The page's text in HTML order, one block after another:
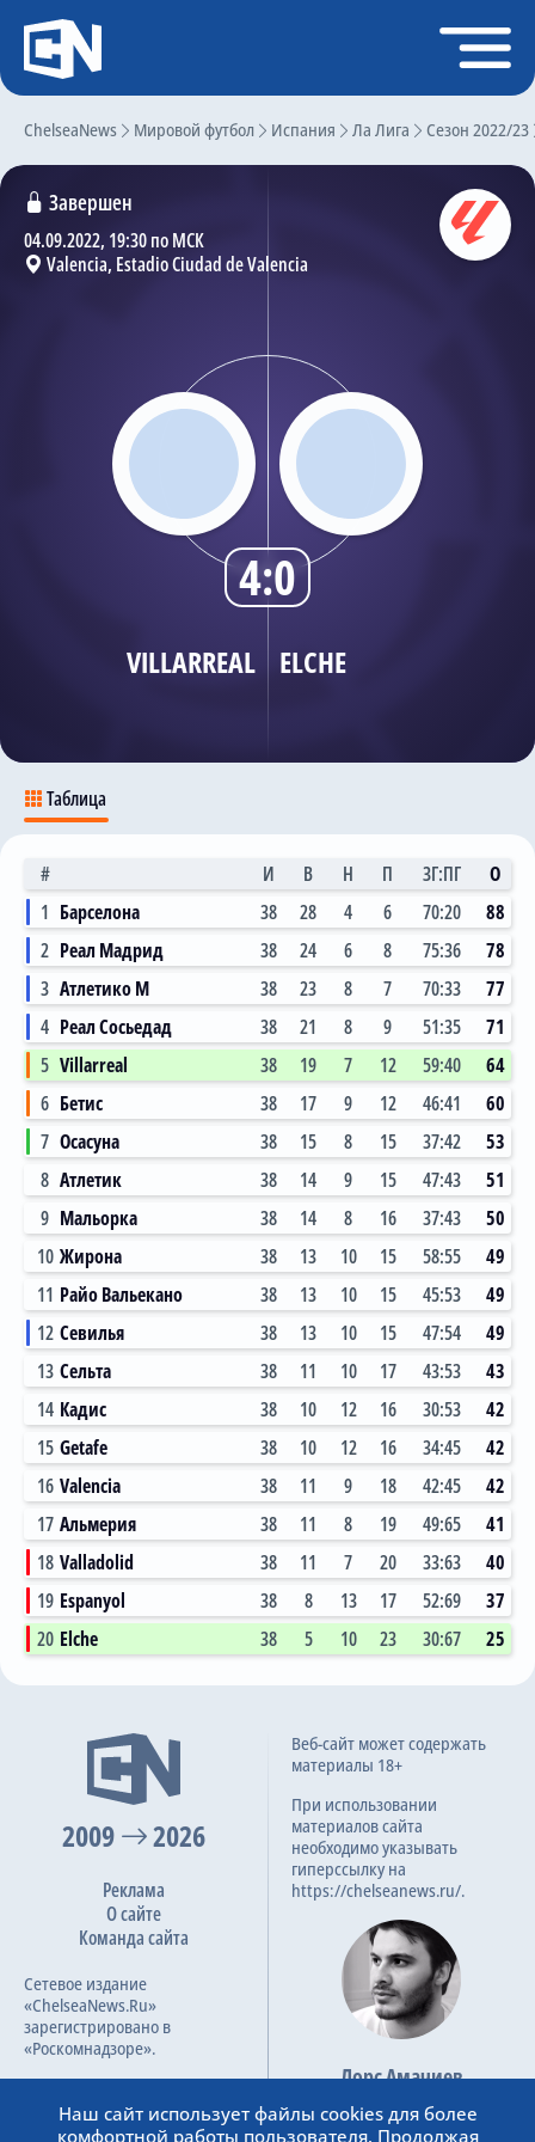
ChelseaNews Мировой футбол Испания Ла Лига Сезон 2022/23
VILLARREAL ELCHE
Завершен
04.09.2022, 19:30 по МСК
Valencia, Estadio Ciudad de Valencia
4:0
Таблица
# И В Н П ЗГ:ПГ
О
1 Барселона 38 28 4 6 70:20
88
2 Реал Мадрид 38 24 6 8 75:36
78
3 Атлетико М 38 23 8 7 70:33
77
4 Реал Сосьедад 38 21 8 9 51:35
71
5 Villarreal 38 19 7 12 59:40
64
6 Бетис 38 17 9 12 46:41
60
7 Осасуна 38 15 8 15 37:42
53
8 Атлетик 38 14 9 15 47:43
51
9 Мальорка 38 14 8 16 37:43
50
10 Жирона 38 13 10 15 58:55
49
11 Райо Вальекано 38 13 10 15 45:53
49
12 Севилья 38 13 10 15 47:54
49
13 Сельта 38 11 10 17 43:53
43
14 Кадис 38 10 12 16 30:53
42
15 Getafe 38 10 12 16 34:45
42
16 Valencia 38 11 9 18 42:45
42
17 Альмерия 38 11 8 19 49:65
41
18 Valladolid 38 11 7 20 33:63
40
19 Espanyol 38 8 13 17 52:69
37
20 Elche 38 5 10 23 30:67 25
2009 2026
Реклама
О сайте
Команда сайта
Сетевое издание
«ChelseaNews.Ru»
зарегистрировано в
«Роскомнадзоре».
ФС 77 – 87138.
Веб-сайт может содержать
материалы 18+
При использовании
материалов сайта
необходимо указывать
гиперссылку на
https://chelseanews.ru/.
Лорс Амачиев
Основатель сайта
admin@chelseanews.ru
Регистрация
Главная
Чат
Трансферы
Статистика
Календарь игр
Состав команды
Поиск по сайту
О сайте
Наш сайт использует файлы cookies для более
комфортной работы пользователя. Продолжая